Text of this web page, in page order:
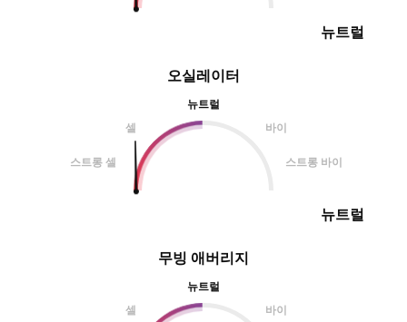
오실레이터
뉴트럴
셀
바이
스트롱 셀 스트롱 바이
뉴트럴
뉴트럴
무빙 애버리지
뉴트럴
셀
바이